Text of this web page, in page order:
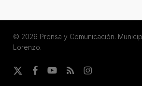
© 2026 Prensa y Comunicación.
Lorenzo.
x-
facebookyoutube
RSS instagram